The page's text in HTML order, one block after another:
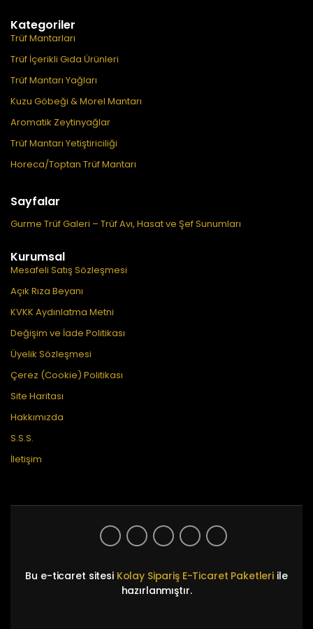
Kategoriler
Trüf Mantarları
Trüf İçerikli Gıda Ürünleri
Trüf Mantarı Yağları
Kuzu Göbeği & Morel Mantarı
Aromatik Zeytinyağlar
Trüf Mantarı Yetiştiriciliği
Horeca/Toptan Trüf Mantarı
Sayfalar
Gurme Trüf Galeri – Trüf Avı, Hasat ve Şef Sunumları
Kurumsal
Mesafeli Satış Sözleşmesi
Açık Rıza Beyanı
KVKK Aydınlatma Metni
Değişim ve İade Politikası
Üyelik Sözleşmesi
Çerez (Cookie) Politikası
Site Haritası
Hakkımızda
S.S.S.
İletişim
Bu e-ticaret sitesi Kolay Sipariş E-Ticaret Paketleri ile
hazırlanmıştır.